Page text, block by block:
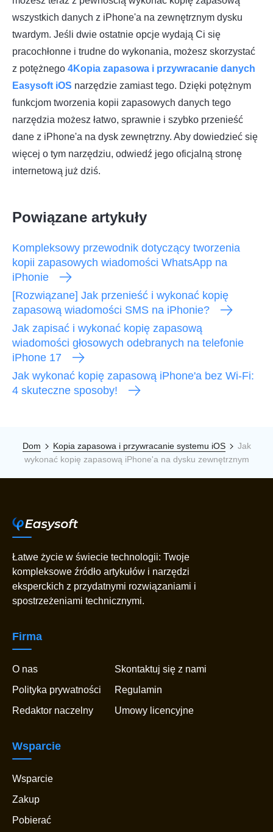
wszystkich danych z iPhone'a na zewnętrznym dysku
twardym. Jeśli dwie ostatnie opcje wydają Ci się
pracochłonne i trudne do wykonania, możesz skorzystać
z potężnego 4Kopia zapasowa i przywracanie danych
Easysoft iOS narzędzie zamiast tego. Dzięki potężnym
funkcjom tworzenia kopii zapasowych danych tego
narzędzia możesz łatwo, sprawnie i szybko przenieść
dane z iPhone'a na dysk zewnętrzny. Aby dowiedzieć się
więcej o tym narzędziu, odwiedź jego oficjalną stronę
internetową już dziś.
Powiązane artykuły
Kompleksowy przewodnik dotyczący tworzenia
kopii zapasowych wiadomości WhatsApp na
iPhonie
[Rozwiązane] Jak przenieść i wykonać kopię
zapasową wiadomości SMS na iPhonie?
Jak zapisać i wykonać kopię zapasową
wiadomości głosowych odebranych na telefonie
iPhone 17
Jak wykonać kopię zapasową iPhone'a bez Wi-Fi:
4 skuteczne sposoby!
Dom Kopia zapasowa i przywracanie systemu iOS
Jak
wykonać kopię zapasową iPhone'a na dysku zewnętrznym
Łatwe życie w świecie technologii: Twoje
kompleksowe źródło artykułów i narzędzi
eksperckich z przydatnymi rozwiązaniami i
spostrzeżeniami technicznymi.
Firma
O nas
Skontaktuj się z nami
Polityka prywatności
Regulamin
Redaktor naczelny
Umowy licencyjne
Wsparcie
Wsparcie
Zakup
Pobierać